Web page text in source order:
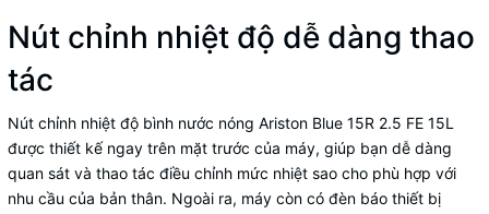
Nút chỉnh nhiệt độ dễ dàng thao
tác
Nút chỉnh nhiệt độ bình nước nóng Ariston Blue 15R 2.5 FE 15L
được thiết kế ngay trên mặt trước của máy, giúp bạn dễ dàng
quan sát và thao tác điều chỉnh mức nhiệt sao cho phù hợp với
nhu cầu của bản thân. Ngoài ra, máy còn có đèn báo thiết bị